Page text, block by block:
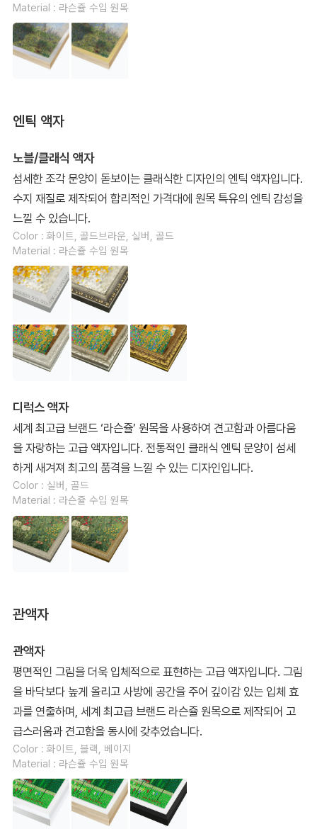
Material : 라슨쥴 수입 원목
엔틱 액자
노블/클래식 액자
섬세한 조각 문양이 돋보이는 클래식한 디자인의 엔틱 액자입니다.
수지 재질로 제작되어 합리적인 가격대에 원목 특유의 엔틱 감성을
느낄 수 있습니다.
Color : 화이트, 골드브라운, 실버, 골드
Material : 라슨쥴 수입 원목
디럭스 액자
세계 최고급 브랜드 ‘라슨쥴’ 원목을 사용하여 견고함과 아름다움
을 자랑하는 고급 액자입니다. 전통적인 클래식 엔틱 문양이 섬세
하게 새겨져 최고의 품격을 느낄 수 있는 디자인입니다.
Color : 실버, 골드
Material : 라슨쥴 수입 원목
관액자
관액자
평면적인 그림을 더욱 입체적으로 표현하는 고급 액자입니다. 그림
을 바닥보다 높게 올리고 사방에 공간을 주어 깊이감 있는 입체 효
과를 연출하며, 세계 최고급 브랜드 라슨쥴 원목으로 제작되어 고
급스러움과 견고함을 동시에 갖추었습니다.
Color : 화이트, 블랙, 베이지
Material : 라슨쥴 수입 원목